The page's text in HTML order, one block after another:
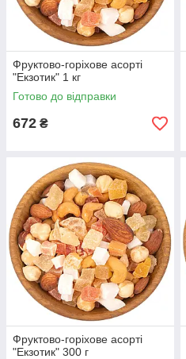
Фруктово-горіхове асорті
"Екзотик" 1 кг
Готово до відправки
672 ₴
Фруктово-горіхове асорті
"Екзотик" 300 г